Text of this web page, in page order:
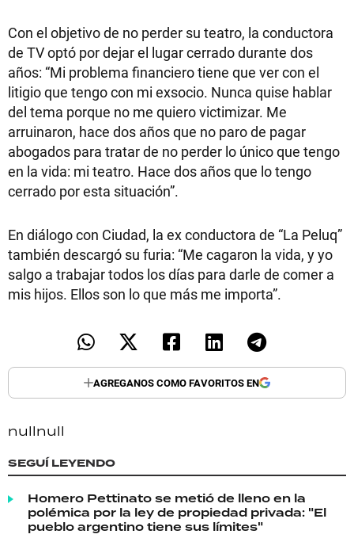
Con el objetivo de no perder su teatro, la conductora
de TV optó por dejar el lugar cerrado durante dos
años: “Mi problema financiero tiene que ver con el
litigio que tengo con mi exsocio. Nunca quise hablar
del tema porque no me quiero victimizar. Me
arruinaron, hace dos años que no paro de pagar
abogados para tratar de no perder lo único que tengo
en la vida: mi teatro. Hace dos años que lo tengo
cerrado por esta situación”.
En diálogo con Ciudad, la ex conductora de “La Peluq”
también descargó su furia: “Me cagaron la vida, y yo
salgo a trabajar todos los días para darle de comer a
mis hijos. Ellos son lo que más me importa”.
AGREGANOS COMO FAVORITOS EN
nullnull
SEGUÍ LEYENDO
Homero Pettinato se metió de lleno en la
polémica por la ley de propiedad privada: "El
pueblo argentino tiene sus límites"